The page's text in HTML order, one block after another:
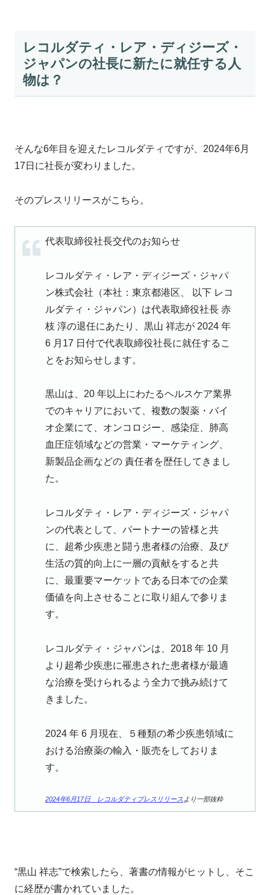
レコルダティ・レア・ディジーズ・
ジャパンの社長に新たに就任する人
物は？
そんな6年目を迎えたレコルダティですが、2024年6月
17日に社長が変わりました。
そのプレスリリースがこちら。
代表取締役社長交代のお知らせ
レコルダティ・レア・ディジーズ・ジャパ
ン株式会社（本社：東京都港区、 以下 レコ
ルダティ・ジャパン）は代表取締役社長 赤
枝 淳の退任にあたり、黒山 祥志が 2024 年
6 月17 日付で代表取締役社長に就任するこ
とをお知らせします。
黒山は、20 年以上にわたるヘルスケア業界
でのキャリアにおいて、複数の製薬・バイ
オ企業にて、オンコロジー、感染症、肺高
血圧症領域などの営業・マーケティング、
新製品企画などの 責任者を歴任してきまし
た。
レコルダティ・レア・ディジーズ・ジャパ
ンの代表として、パートナーの皆様と共
に、超希少疾患と闘う患者様の治療、及び
生活の質的向上に一層の貢献をすると共
に、最重要マーケットである日本での企業
価値を向上させることに取り組んで参りま
す。
レコルダティ・ジャパンは、2018 年 10 月
より超希少疾患に罹患された患者様が最適
な治療を受けられるよう全力で挑み続けて
きました。
2024 年 6 月現在、５種類の希少疾患領域に
おける治療薬の輸入・販売をしておりま
す。
2024年6月17日 レコルダティプレスリリースより一部抜粋
“黒山 祥志”で検索したら、著書の情報がヒットし、そこ
に経歴が書かれていました。